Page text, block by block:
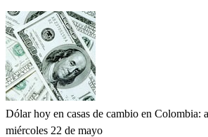
Dólar hoy en casas de cambio en Colombia:
miércoles 22 de mayo